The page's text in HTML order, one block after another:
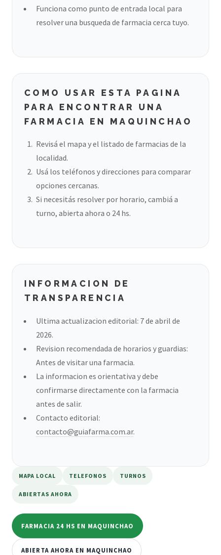
Funciona como punto de entrada local para
resolver una busqueda de farmacia cerca tuyo.
COMO USAR ESTA PAGINA
PARA ENCONTRAR UNA
FARMACIA EN MAQUINCHAO
Revisá el mapa y el listado de farmacias de la
localidad.
Usá los teléfonos y direcciones para comparar
opciones cercanas.
Si necesitás resolver por horario, cambiá a
turno, abierta ahora o 24 hs.
INFORMACION DE
TRANSPARENCIA
Ultima actualizacion editorial: 7 de abril de
2026.
Revision recomendada de horarios y guardias:
Antes de visitar una farmacia.
La informacion es orientativa y debe
confirmarse directamente con la farmacia
antes de salir.
Contacto editorial:
contacto@guiafarma.com.ar.
MAPA LOCAL TELEFONOS TURNOS
ABIERTAS AHORA
FARMACIA 24 HS EN MAQUINCHAO
ABIERTA AHORA EN MAQUINCHAO